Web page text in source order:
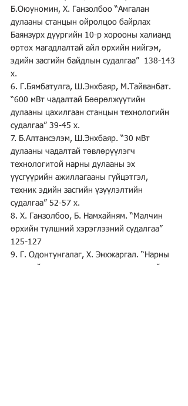
Б.Оюуномин, Х. Ганзолбоо “Амгалан
дулааны станцын ойролцоо байрлах
Баянзүрх дүүргийн 10-р хорооны халианд
өртөх магадлалтай айл өрхийн нийгэм,
эдийн засгийн байдлын судалгаа”  138-143
х.
6. Г.Бямбатулга, Ш.Энхбаяр, М.Тайванбат.
“600 мВт чадалтай Бөөрөлжүүтийн
дулааны цахилгаан станцын технологийн
судалгаа” 39-45 х.
7. Б.Алтансэлэм, Ш.Энхбаяр. “30 мВт
дулааны чадалтай төвлөрүүлэгч
технологитой нарны дулааны эх
үүсгүүрийн ажиллагааны гүйцэтгэл,
техник эдийн засгийн үзүүлэлтийн
судалгаа” 52-57 х.
8. Х. Ганзолбоо, Б. Намхайням. “Малчин
өрхийн түлшний хэрэглээний судалгаа”
125-127
9. Г. Одонтунгалаг, Х. Энхжаргал. “Нарны